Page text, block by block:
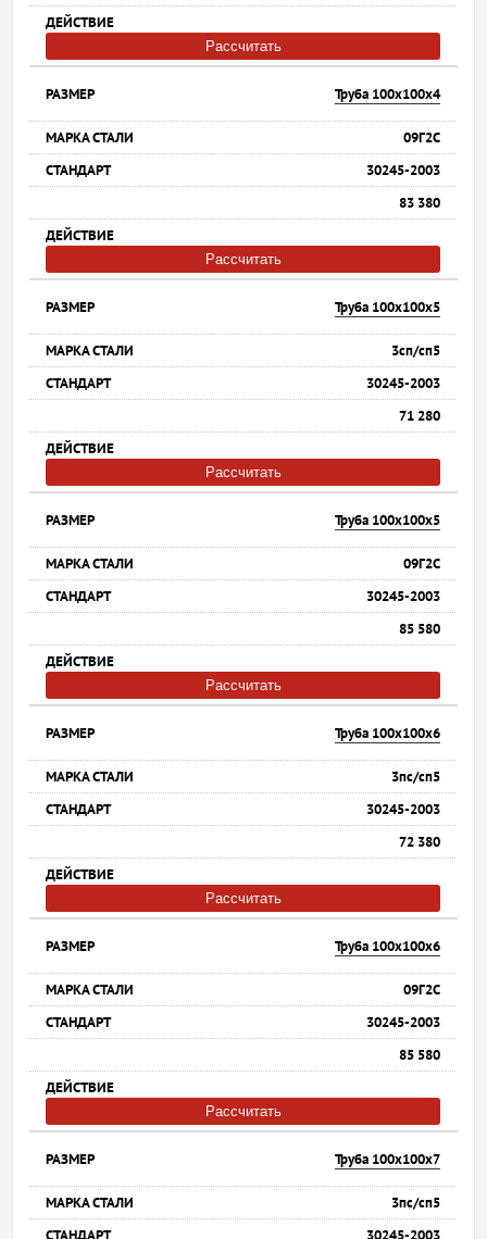
Рассчитать
Труба 100х100х4
09Г2С
30245-2003
83 380
Рассчитать
Труба 100х100х5
3сп/сп5
30245-2003
71 280
Рассчитать
Труба 100х100х5
09Г2С
30245-2003
85 580
Рассчитать
Труба 100х100х6
3пс/сп5
30245-2003
72 380
Рассчитать
Труба 100х100х6
09Г2С
30245-2003
85 580
Рассчитать
Труба 100х100х7
3пс/сп5
30245-2003